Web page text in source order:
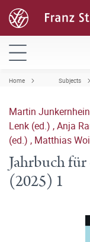
Home Subjects
Martin
Lenk (ed.) ,Anja
(ed.) , Matthias
Jahrbuch
(2025) 1